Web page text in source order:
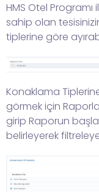
HMS Otel
sahip olan
tiplerine göre
Konaklama
görmek için
girip Raporun
belirleyerek